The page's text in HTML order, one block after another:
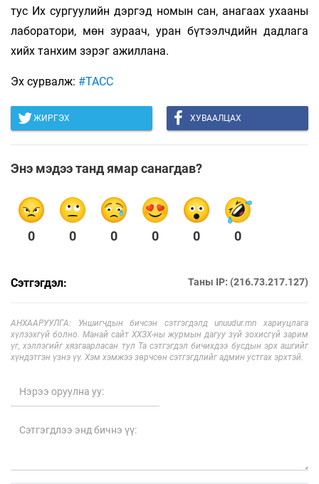
тус Их сургуулийн дэргэд номын сан, анагаах ухааны
лаборатори, мөн зураач, уран бүтээлчдийн дадлага
хийх танхим зэрэг ажиллана.
Эх сурвалж: #ТАСС
ЖИРГЭХ ХУВААЛЦАХ
Энэ мэдээ танд ямар санагдав?
0 0 0 0 0 0
Сэтгэгдэл: Таны IP: (216.73.217.127)
АНХААРУУЛГА: Уншигчдын бичсэн сэтгэгдэлд unuudur.mn хариуцлага
хүлээхгүй болно. Манай сайт ХХЗХ-ны журмын дагуу зүй зохисгүй зарим
үг, хэллэгийг хязгаарласан тул Та сэтгэгдэл бичихдээ бусдын эрх ашгийг
хүндэтгэн үзнэ үү. Хэм хэмжээ зөрчсөн сэтгэгдлийг админ устгах эрхтэй.